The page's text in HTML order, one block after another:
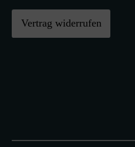
Vertrag widerrufen